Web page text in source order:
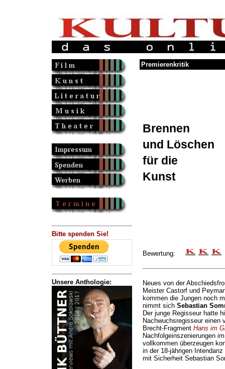
Bitte spenden Sie!
Unsere Anthologie:
Premierenkritik
Brennen
und Löschen
für die
Kunst
Bewertung:
Neues von der
Meister Castorf und
kommen die Jungen noch
nimmt sich Sebastian
Der junge Regisseur hatte
Nachwuchsregisseur einen
Brecht-Fragment Hans im
Nachfolgeinszenierungen
vollkommen überzeugen
in der 18-jährigen
mit Sicherheit Sebastian